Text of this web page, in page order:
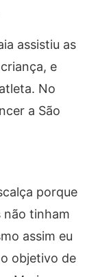
assistiu as
e
No
a São
porque
não tinham
assim eu
objetivo de